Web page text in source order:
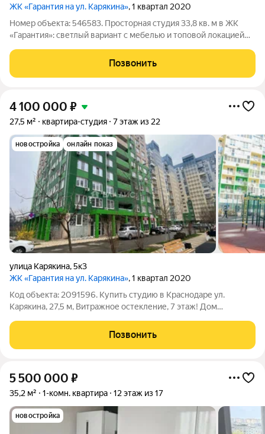
ЖК «Гарантия на ул. Карякина», 1 квартал 2020
Номер объекта: 546583. Просторная студия 33,8 кв. м в ЖК
«Гарантия»: светлый вариант с мебелью и топовой локацией
красивый вид на город. Сделан косметический ремонт,
остаётся вся мебель: можно
Позвонить
4 100 000 ₽
27,5 м² квартира-студия 7 этаж из 22
новостройка онлайн показ
улица Карякина,5к3
ЖК «Гарантия на ул. Карякина», 1 квартал 2020
Код объекта: 2091596. Купить студию в Краснодаре ул.
Карякина, 27,5 м, Витражное остекление, 7 этаж! Дом
недвижимость. ЗВОНИТЕ! Объект проверен,
Позвонить
5 500 000 ₽
35,2 м² 1-комн. квартира 12 этаж из 17
новостройка